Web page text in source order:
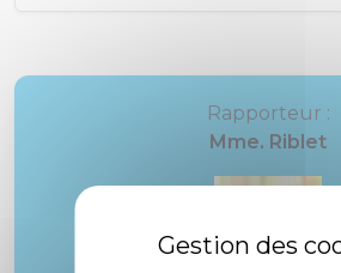
Rapporteur :
Mme. Riblet